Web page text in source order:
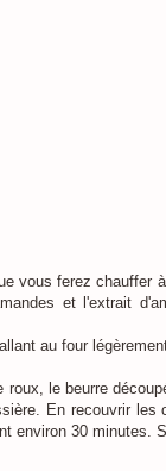
vous ferez chauffer
et l'extrait
au four
roux, le beurre
En recouvrir les
environ 30 minutes.